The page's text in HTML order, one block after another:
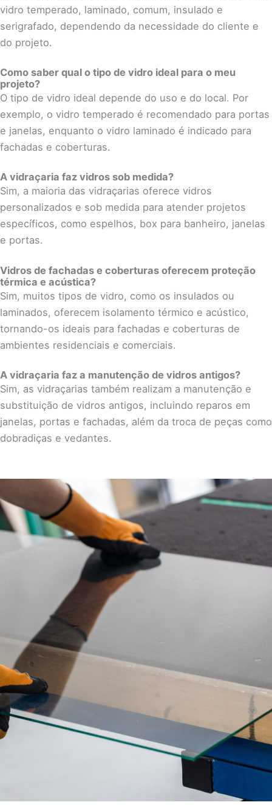
vidro temperado, laminado, comum, insulado e
serigrafado, dependendo da necessidade do cliente e
do projeto.
Como saber qual o tipo de vidro ideal para o meu
projeto?
O tipo de vidro ideal depende do uso e do local. Por
exemplo, o vidro temperado é recomendado para portas
e janelas, enquanto o vidro laminado é indicado para
fachadas e coberturas.
A vidraçaria faz vidros sob medida?
Sim, a maioria das vidraçarias oferece vidros
personalizados e sob medida para atender projetos
específicos, como espelhos, box para banheiro, janelas
e portas.
Vidros de fachadas e coberturas oferecem proteção
térmica e acústica?
Sim, muitos tipos de vidro, como os insulados ou
laminados, oferecem isolamento térmico e acústico,
tornando-os ideais para fachadas e coberturas de
ambientes residenciais e comerciais.
A vidraçaria faz a manutenção de vidros antigos?
Sim, as vidraçarias também realizam a manutenção e
substituição de vidros antigos, incluindo reparos em
janelas, portas e fachadas, além da troca de peças como
dobradiças e vedantes.